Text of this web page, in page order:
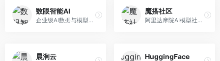
数眼智能AI
企业级AI数据与模型服务平台，专注于数据驱动AI。面向企业用户，提供数据管理、模型训练、部署服务等，数据治理能力强。
魔搭社区
阿里达摩院AI模型社区，专注于中文AI生态。面向中文开发者，提供开源模型、数据集、开发工具等资源，中文模型丰富。
晨涧云 HuggingFace